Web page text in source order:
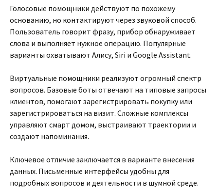
Голосовые помощники действуют по похожему
основанию, но контактируют через звуковой способ.
Пользователь говорит фразу, прибор обнаруживает
слова и выполняет нужное операцию. Популярные
варианты охватывают Алису, Siri и Google Assistant.
Виртуальные помощники реализуют огромный спектр
вопросов. Базовые боты отвечают на типовые запросы
клиентов, помогают зарегистрировать покупку или
зарегистрироваться на визит. Сложные комплексы
управляют смарт домом, выстраивают траектории и
создают напоминания.
Ключевое отличие заключается в варианте внесения
данных. Письменные интерфейсы удобны для
подробных вопросов и деятельности в шумной среде.